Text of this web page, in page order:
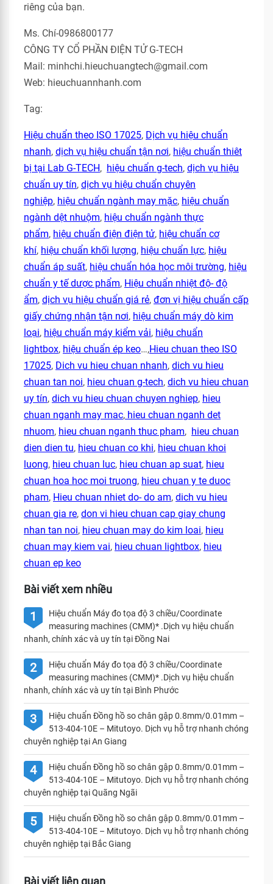
riêng của bạn.
Ms. Chí-0986800177
CÔNG TY CỔ PHẦN ĐIỆN TỬ G-TECH
Mail: minhchi.hieuchuangtech@gmail.com
Web: hieuchuannhanh.com
Tag:
Hiệu chuẩn theo ISO 17025, Dịch vụ hiệu chuẩn
nhanh, dịch vụ hiệu chuẩn tận nơi, hiệu chuẩn thiêt
bị tại Lab G-TECH, hiệu chuẩn g-tech, dịch vụ hiệu
chuẩn uy tín, dịch vụ hiệu chuẩn chuyên
nghiệp, hiệu chuẩn ngành may mặc, hiệu chuẩn
ngành dệt nhuộm, hiệu chuẩn ngành thực
phẩm, hiệu chuẩn điện điện tử, hiệu chuẩn cơ
khí, hiệu chuẩn khối lượng, hiệu chuẩn lực, hiệu
chuẩn áp suất, hiệu chuẩn hóa học môi trường, hiệu
chuẩn y tế dược phẩm, Hiệu chuẩn nhiệt độ- độ
ẩm, dịch vụ hiệu chuẩn giá rẻ, đơn vị hiệu chuẩn cấp
giấy chứng nhận tận nơi, hiệu chuẩn máy dò kim
loại, hiệu chuẩn máy kiểm vải, hiệu chuẩn
lightbox, hiệu chuẩn ép keo…,Hieu chuan theo ISO
17025, Dich vu hieu chuan nhanh, dich vu hieu
chuan tan noi, hieu chuan g-tech, dich vu hieu chuan
uy tín, dich vu hieu chuan chuyen nghiep, hieu
chuan nganh may mac, hieu chuan nganh det
nhuom, hieu chuan nganh thuc pham, hieu chuan
dien dien tu, hieu chuan co khi, hieu chuan khoi
luong, hieu chuan luc, hieu chuan ap suat, hieu
chuan hoa hoc moi truong, hieu chuan y te duoc
pham, Hieu chuan nhiet do- do am, dich vu hieu
chuan gia re, don vi hieu chuan cap giay chung
nhan tan noi, hieu chuan may do kim loai, hieu
chuan may kiem vai, hieu chuan lightbox, hieu
chuan ep keo
Bài viết xem nhiều
1
Hiệu chuẩn Máy đo tọa độ 3 chiều/Coordinate
measuring machines (CMM)* .Dịch vụ hiệu chuẩn
nhanh, chính xác và uy tín tại Đồng Nai
2
Hiệu chuẩn Máy đo tọa độ 3 chiều/Coordinate
measuring machines (CMM)* .Dịch vụ hiệu chuẩn
nhanh, chính xác và uy tín tại Bình Phước
3
Hiệu chuẩn Đồng hồ so chân gập 0.8mm/0.01mm –
513-404-10E – Mitutoyo. Dịch vụ hỗ trợ nhanh chóng
chuyên nghiệp tại An Giang
4
Hiệu chuẩn Đồng hồ so chân gập 0.8mm/0.01mm –
513-404-10E – Mitutoyo. Dịch vụ hỗ trợ nhanh chóng
chuyên nghiệp tại Quãng Ngãi
5
Hiệu chuẩn Đồng hồ so chân gập 0.8mm/0.01mm –
513-404-10E – Mitutoyo. Dịch vụ hỗ trợ nhanh chóng
chuyên nghiệp tại Bắc Giang
Bài viết liên quan